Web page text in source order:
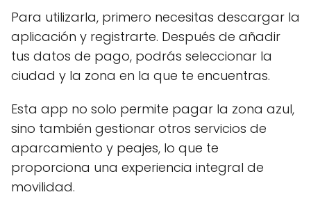
Para utilizarla, primero necesitas descargar la
aplicación y registrarte. Después de añadir
tus datos de pago, podrás seleccionar la
ciudad y la zona en la que te encuentras.
Esta app no solo permite pagar la zona azul,
sino también gestionar otros servicios de
aparcamiento y peajes, lo que te
proporciona una experiencia integral de
movilidad.